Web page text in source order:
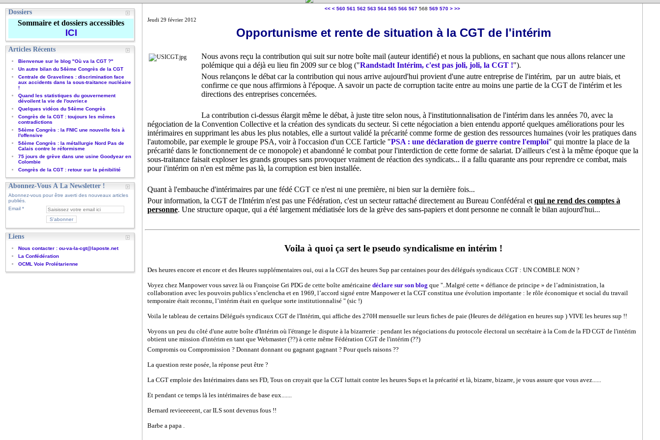
Dossiers
Sommaire et dossiers accessibles
ICI
Articles Récents
Bienvenue sur le blog "Où va la CGT ?"
Un autre bilan du 54ème Congrès de la CGT
Centrale de Gravelines : discrimination face
aux accidents dans la sous-traitance nucléaire
!
Quand les statistiques du gouvernement
dévoilent la vie de l'ouvrier.e
Quelques vidéos du 54ème Congrès
Congrès de la CGT : toujours les mêmes
contradictions
54ème Congrès : la FNIC une nouvelle fois à
l'offensive
54ème Congrès : la métallurgie Nord Pas de
Calais contre le réformisme
75 jours de grève dans une usine Goodyear en
Colombie
Congrès de la CGT : retour sur la pénibilité
Abonnez-Vous À La Newsletter !
Abonnez-vous pour être averti des nouveaux articles
publiés.
Email
Liens
Nous contacter : ou-va-la-cgt@laposte.net
La Confédération
OCML Voie Prolétarienne
<< < 500
510
520
530
540
550
560 561 562 563 564 565 566 567 568 569 570 580
590
600
700
800
900
1000
1100
1200
1300
1400
> >>
Jeudi 29 février 2012
Opportunisme et rente de situation à la CGT de l'intérim
Nous avons reçu la contribution qui suit sur notre boîte mail (auteur identifié) et nous la publions, en sachant que nous allons relancer une
polémique qui a déjà eu lieu fin 2009 sur ce blog ("Randstadt Intérim, c'est pas joli, joli, la CGT !").
Nous relançons le débat car la contribution qui nous arrive aujourd'hui provient d'une autre entreprise de l'intérim, par un autre biais, et
confirme ce que nous affirmions à l'époque. A savoir un pacte de corruption tacite entre au moins une partie de la CGT de l'intérim et les
directions des entreprises concernées.
La contribution ci-dessus élargit même le débat, à juste titre selon nous, à l'institutionnalisation de l'intérim dans les années 70, avec la
négociation de la Convention Collective et la création des syndicats du secteur. Si cette négociation a bien entendu apporté quelques améliorations pour les
intérimaires en supprimant les abus les plus notables, elle a surtout validé la précarité comme forme de gestion des ressources humaines (voir les pratiques dans
l'automobile, par exemple le groupe PSA, voir à l'occasion d'un CCE l'article "PSA : une déclaration de guerre contre l'emploi" qui montre la place de la
précarité dans le fonctionnement de ce monopole) et abandonné le combat pour l'interdiction de cette forme de salariat. D'ailleurs c'est à la même époque que la
sous-traitance faisait exploser les grands groupes sans provoquer vraiment de réaction des syndicats... il a fallu quarante ans pour reprendre ce combat, mais
pour i'intérim on n'en est même pas là, la corruption est bien installée.
Quant à l'embauche d'intérimaires par une fédé CGT ce n'est ni une première, ni bien sur la dernière fois...
Pour information, la CGT de l'Intérim n'est pas une Fédération, c'est un secteur rattaché directement au Bureau Confédéral et qui ne rend des comptes à
personne. Une structure opaque, qui a été largement médiatisée lors de la grève des sans-papiers et dont personne ne connaît le bilan aujourd'hui...
Voila à quoi ça sert le pseudo syndicalisme en intérim !
Des heures encore et encore et des Heures supplémentaires oui, oui a la CGT des heures Sup par centaines pour des délégués syndicaux CGT : UN COMBLE NON ?
Voyez chez Manpower vous savez là ou Françoise Gri PDG de cette boîte américaine déclare sur son blog que "..Malgré cette « défiance de principe » de l’administration, la
collaboration avec les pouvoirs publics s’enclencha et en 1969, l’accord signé entre Manpower et la CGT constitua une évolution importante : le rôle économique et social du travail
temporaire était reconnu, l’intérim était en quelque sorte institutionnalisé " (sic !)
Voila le tableau de certains Délégués syndicaux CGT de l'Intérim, qui affiche des 270H mensuelle sur leurs fiches de paie (Heures de délégation en heures sup ) VIVE les heures sup !!
Voyons un peu du côté d'une autre boîte d'Intérim où l'étrange le dispute à la bizarrerie : pendant les négociations du protocole électoral un secrétaire à la Com de la FD CGT de l'intérim
obtient une mission d'intérim en tant que Webmaster (??) à cette même Fédération CGT de l'intérim (??)
Compromis ou Compromission ? Donnant donnant ou gagnant gagnant ? Pour quels raisons ??
La question reste posée, la réponse peut être ?
La CGT emploie des Intérimaires dans ses FD, Tous on croyait que la CGT luttait contre les heures Sups et la précarité et là, bizarre, bizarre, je vous assure que vous avez......
Et pendant ce temps là les intérimaires de base eux.......
Bernard revieeeeent, car ILS sont devenus fous !!
Barbe a papa .